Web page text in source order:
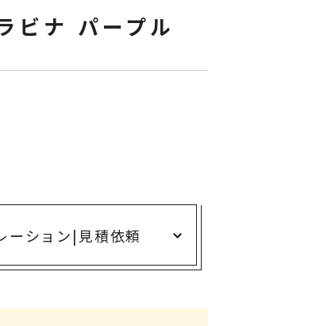
目的・シーン
安全大会ノベルティ・記念品特集
インバウンド･外国人観光客向け特集
ビナ パープル
ーション| 見積依頼